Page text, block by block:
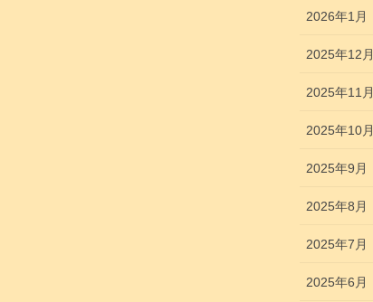
2026年1月
2025年12月
2025年11月
2025年10月
2025年9月
2025年8月
2025年7月
2025年6月